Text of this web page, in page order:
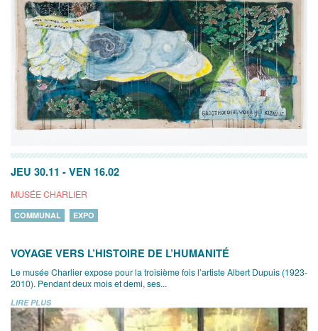
JEU 30.11 - VEN 16.02
MUSÉE CHARLIER
COMMUNAL EXPO
VOYAGE VERS L’HISTOIRE DE L’HUMANITÉ
Le musée Charlier expose pour la troisième fois l’artiste Albert Dupuis (1923-
2010). Pendant deux mois et demi, ses...
LIRE PLUS